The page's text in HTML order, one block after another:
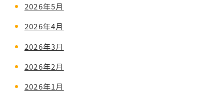
2026年5月
2026年4月
2026年3月
2026年2月
2026年1月